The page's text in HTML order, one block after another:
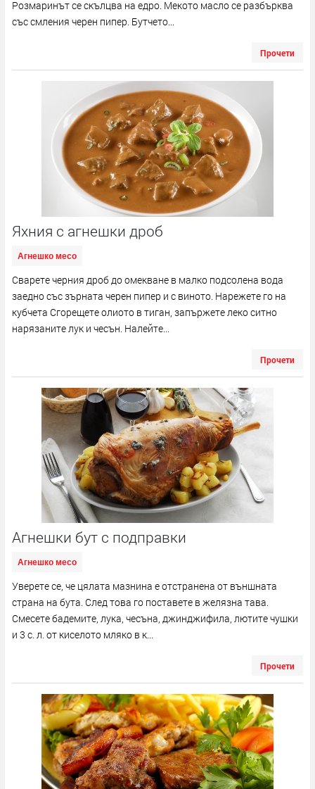
Розмаринът се скълцва на едро. Мекото масло се разбърква
със смления черен пипер. Бутчето...
Прочети
Яхния с агнешки дроб
Агнешко месо
Сварете черния дроб до омекване в малко подсолена вода
заедно със зърната черен пипер и с виното. Нарежете го на
кубчета Сгорещете олиото в тиган, запържете леко ситно
нарязаните лук и чесън. Налейте...
Прочети
Агнешки бут с подправки
Агнешко месо
Уверете се, че цялата мазнина е отстранена от външната
страна на бута. След това го поставете в желязна тава.
Смесете бадемите, лука, чесъна, джинджифила, лютите чушки
и 3 с. л. от киселото мляко в к...
Прочети